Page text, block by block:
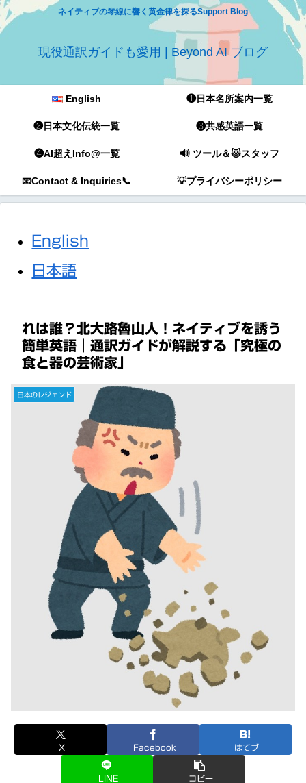
ネイティブの琴線に響く黄金律を探るSupport Blog
現役通訳ガイドも愛用 | Beyond AI ブログ
English ❶日本名所案内一覧
❷日本文化伝統一覧 ❸共感英語一覧
❹AI超えInfo@一覧 🔊 ツール＆🐱スタッフ
📧Contact & Inquiries📞 💡プライバシーポリシー
English
日本語
れは誰？北大路魯山人！ネイティブを誘う
簡単英語｜通訳ガイドが解説する「究極の
食と器の芸術家」
日本のレジェンド
X Facebook はてブ
LINE コピー